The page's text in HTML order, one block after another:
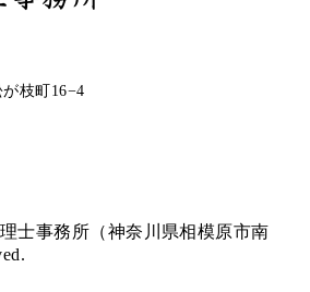
枝町16−4
士事務所（神奈川県相模原市南